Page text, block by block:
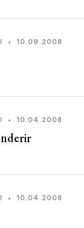
• 10.09.2008
• 10.04.2008
• 10.04.2008